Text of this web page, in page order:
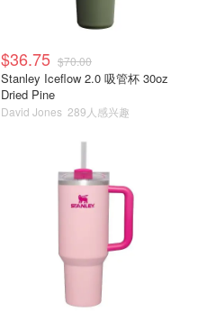
$36.75 $70.00
Stanley Iceflow 2.0 吸管杯 30oz
Dried Pine
David Jones 289人感兴趣